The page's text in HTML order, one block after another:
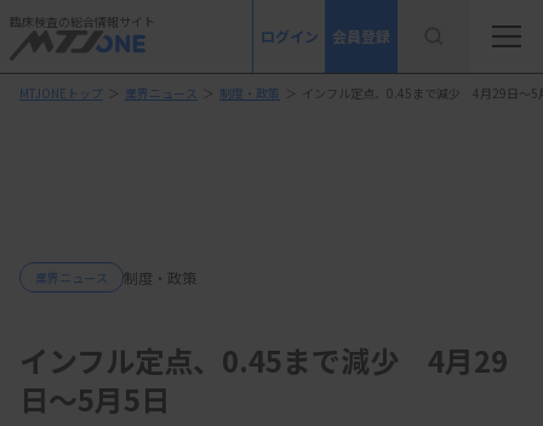
臨床検査の総合情報サイト
ログイン 会員登録
MTJONEトップ ＞ 業界ニュース ＞ 制度・政策 ＞ インフル定点、0.45まで減少 4月29日～5
業界ニュース 制度・政策
インフル定点、0.45まで減少 4月29
日～5月5日